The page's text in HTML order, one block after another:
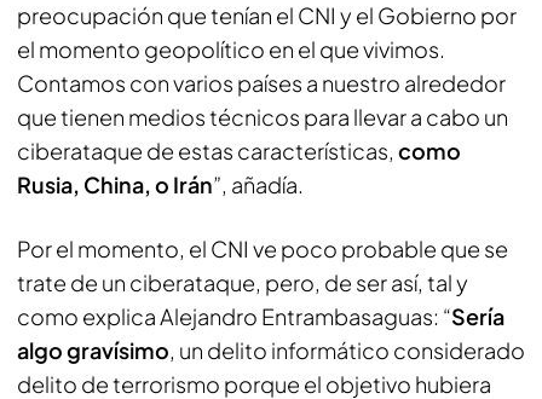
preocupación que tenían el CNI y el Gobierno por
el momento geopolítico en el que vivimos.
Contamos con varios países a nuestro alrededor
que tienen medios técnicos para llevar a cabo un
ciberataque de estas características, como
Rusia, China, o Irán”, añadía.
Por el momento, el CNI ve poco probable que se
trate de un ciberataque, pero, de ser así, tal y
como explica Alejandro Entrambasaguas: “Sería
algo gravísimo, un delito informático considerado
delito de terrorismo porque el objetivo hubiera